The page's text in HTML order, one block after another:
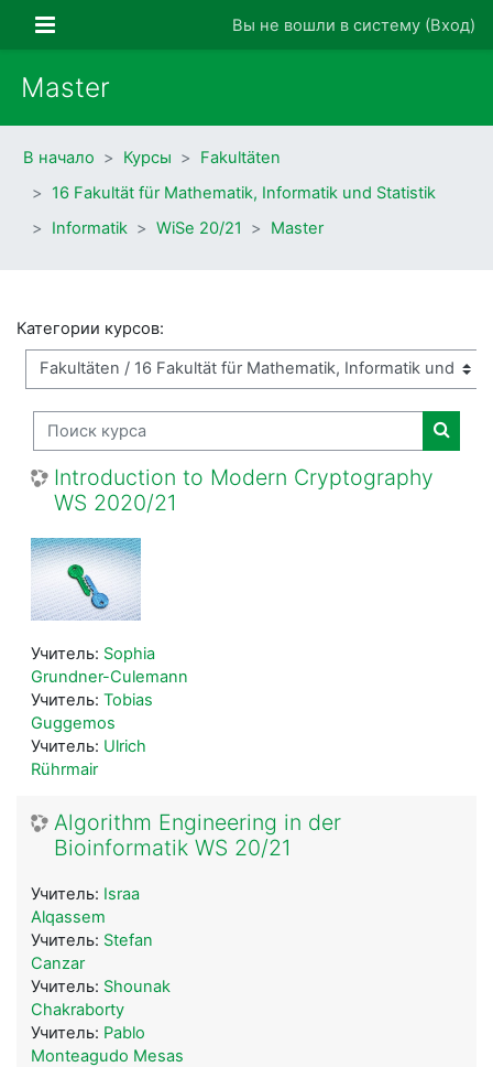
Боковая панельВы не вошли в систему (Вход)
Master
В начало Курсы
Fakultäten
16 Fakultät für Mathematik, Informatik und Statistik
Informatik
WiSe 20/21 Master
Категории курсов:
Поиск курса
Поиск
Introduction to Modern Cryptography
WS 2020/21
Учитель: Sophia
Grundner-Culemann
Учитель: Tobias
Guggemos
Учитель: Ulrich
Rührmair
Algorithm Engineering in der
Bioinformatik WS 20/21
Учитель: Israa
Alqassem
Учитель: Stefan
Canzar
Учитель: Shounak
Chakraborty
Учитель: Pablo
Monteagudo Mesas